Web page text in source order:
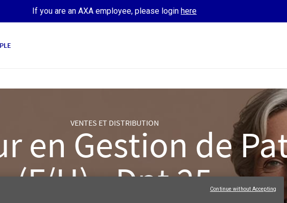
If you are an AXA employee, please login here
VENTES ET DISTRIBUTION
en Gestion de
(F/H) - Dpt 25Continue without Accepting